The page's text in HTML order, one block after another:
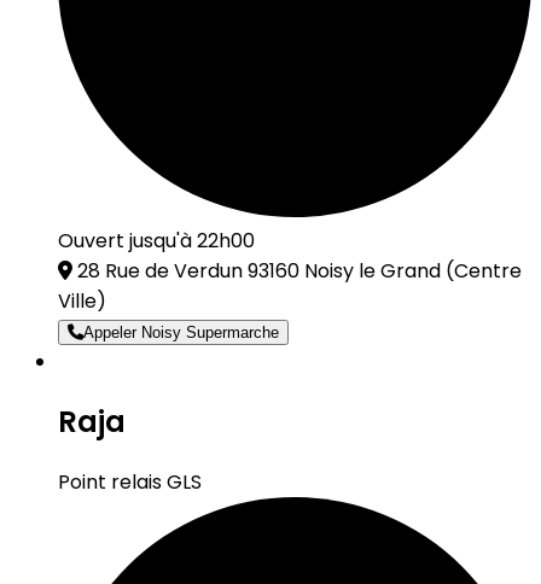
Ouvert jusqu'à 22h00
28 Rue de Verdun 93160 Noisy le Grand (Centre
Ville)
Appeler Noisy Supermarche
Raja
Point relais GLS